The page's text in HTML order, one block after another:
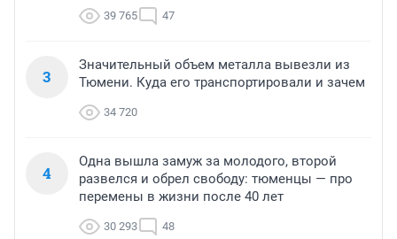
39 765 47
3
Значительный объем металла вывезли из
Тюмени. Куда его транспортировали и зачем
34 720
4
Одна вышла замуж за молодого, второй
развелся и обрел свободу: тюменцы — про
перемены в жизни после 40 лет
30 293 48